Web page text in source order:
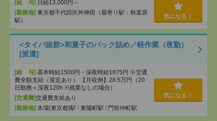
[給 与] 日給13,000円～
[勤務地] 東京都千代田区外神田（最寄り駅：秋葉原
駅）
気になる！
<タイパ抜群>和菓子のパック詰め／軽作業（夜勤）
[派遣]
[給 与] 基本時給1500円・深夜時給1875円 ※交通
費全額支給（規定あり） 【月収例】28.5万円（20
日勤務＋深夜120h ※残業なしの場合）
[交通費]交通費支給あり
[勤務地] 木場(東京都)駅 / 東陽町駅 / 門前仲町駅
気になる！